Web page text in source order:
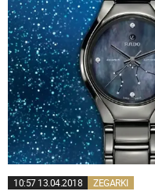
10:57 13.04.2018 ZEGARKI